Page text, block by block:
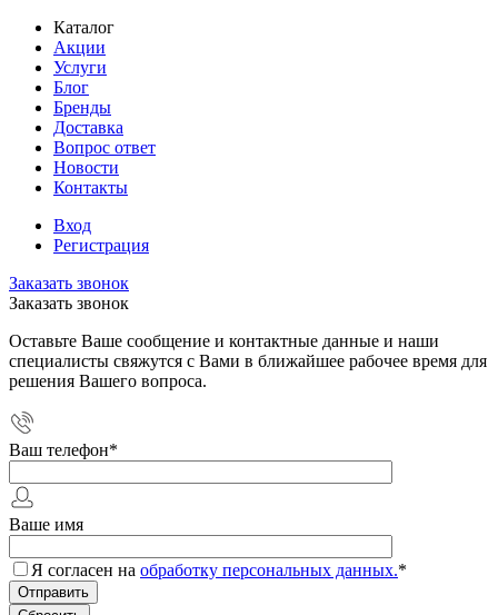
Каталог
Акции
Услуги
Блог
Бренды
Доставка
Вопрос ответ
Новости
Контакты
Вход
Регистрация
Заказать звонок
Заказать звонок
Оставьте Ваше сообщение и контактные данные и наши
специалисты свяжутся с Вами в ближайшее рабочее время для
решения Вашего вопроса.
Ваш телефон*
Ваше имя
Я согласен на обработку персональных данных.*